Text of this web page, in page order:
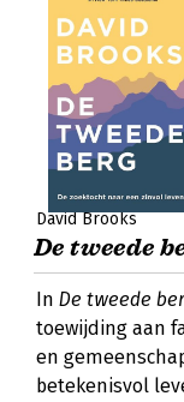
David Brooks
De tweede
In De tweede
toewijding aan
en
betekenisvol